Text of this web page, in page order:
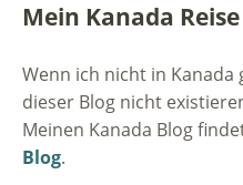
Mein Kanada
Wenn ich nicht in Kanada
dieser Blog nicht
Meinen Kanada Blog
Blog.